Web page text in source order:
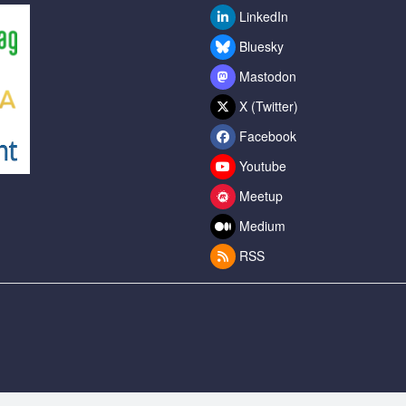
LinkedIn
Bluesky
Mastodon
X (Twitter)
Facebook
Youtube
Meetup
Medium
RSS